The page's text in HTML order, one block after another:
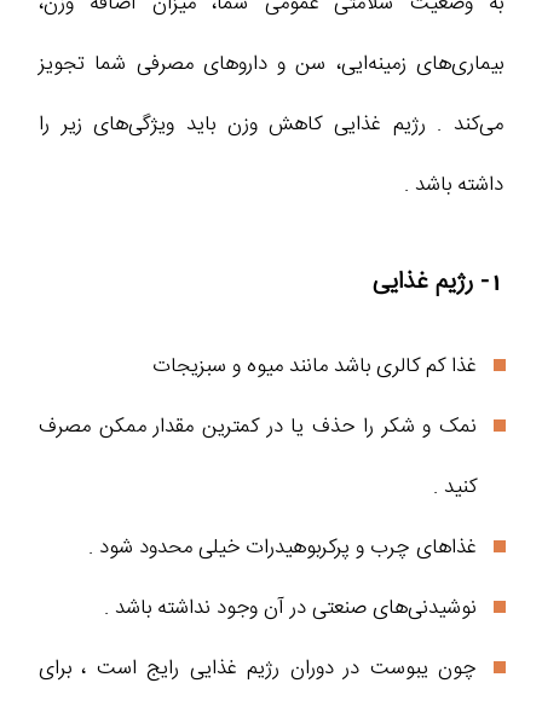
بیماری‌های زمینه‌ایی، سن و داروهای مصرفی شما تجویز
می‌کند . رژیم غذایی کاهش وزن باید ویژگی‌های زیر را
داشته باشد .
1- رژیم غذایی
غذا کم کالری باشد مانند میوه و سبزیجات
نمک و شکر را حذف یا در کمترین مقدار ممکن مصرف
کنید .
غذاهای چرب و پرکربوهیدرات خیلی محدود شود .
نوشیدنی‌های صنعتی در آن وجود نداشته باشد .
چون یبوست در دوران رژیم غذایی رایج است ، برای